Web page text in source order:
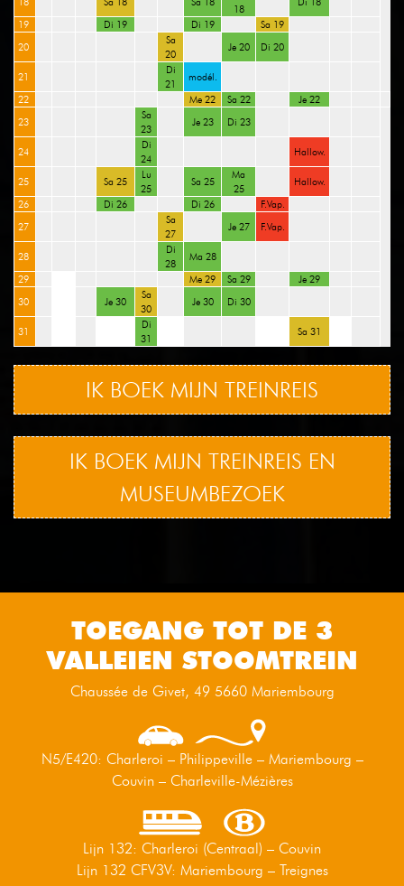
18
19
Di 19 Di 19
Sa 19
20
Sa
20
Je 20 Di 20
21
Di
21
modél.
22
Me 22 Sa 22
Je 22
23
Sa
23
Je 23 Di 23
24
Di
24
Hallow.
25 Sa 25
Lu
25
Sa 25
Ma
25
Hallow.
26
Di 26 Di 26
F.Vap.
27
Sa
27
Je 27 F.Vap.
28
Di
28
Ma 28
29
Me 29 Sa 29
Je 29
30
Je 30
Sa
30
Je 30 Di 30
31
Di
31
Sa 31
IK BOEK MIJN TREINREIS
IK BOEK MIJN TREINREIS EN
MUSEUMBEZOEK
TOEGANG TOT DE 3
VALLEIEN STOOMTREIN
Chaussée de Givet, 49 5660 Mariembourg
N5/E420: Charleroi – Philippeville – Mariembourg –
Couvin – Charleville-Mézières
Lijn 132: Charleroi (Centraal) – Couvin
Lijn 132 CFV3V: Mariembourg – Treignes